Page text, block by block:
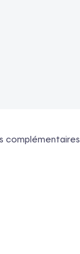
complémentaires